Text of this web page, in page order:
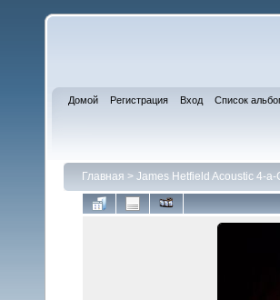
Домой Регистрация Вход Список
Главная > James Hetfield Acoustic 4-a-